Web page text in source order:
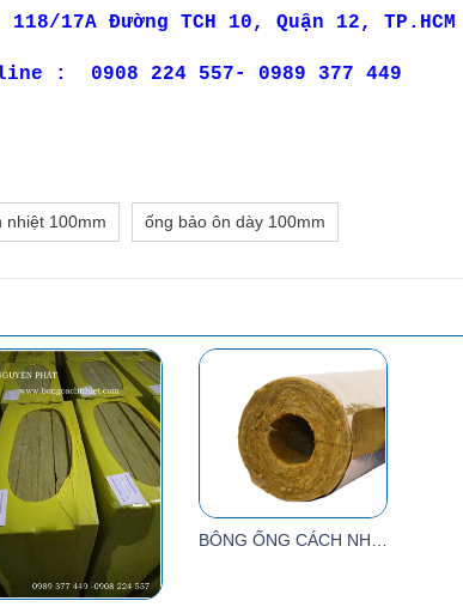
17A Đường TCH 10, Quận 12, TP.HCM
: 0908 224 557- 0989 377 449
nhiệt 100mm ống bảo ôn dày 100mm